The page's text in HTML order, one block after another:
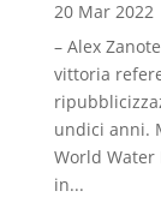
20 Mar 2022
– Alex
vittoria
undici anni.
World Water
in...